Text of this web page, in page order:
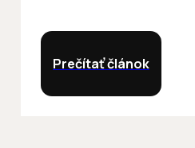
Prečítať článok